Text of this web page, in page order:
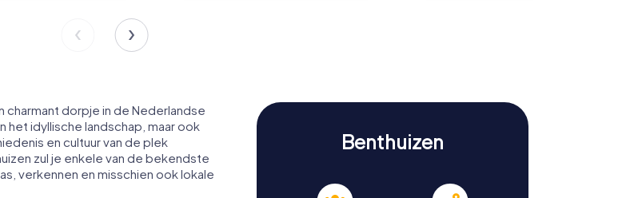
charmant dorpje in de Nederlandse
het idyllische landschap, maar ook
en cultuur van de plek
zul je enkele van de bekendste
verkennen en misschien ook lokale
Benthuizen